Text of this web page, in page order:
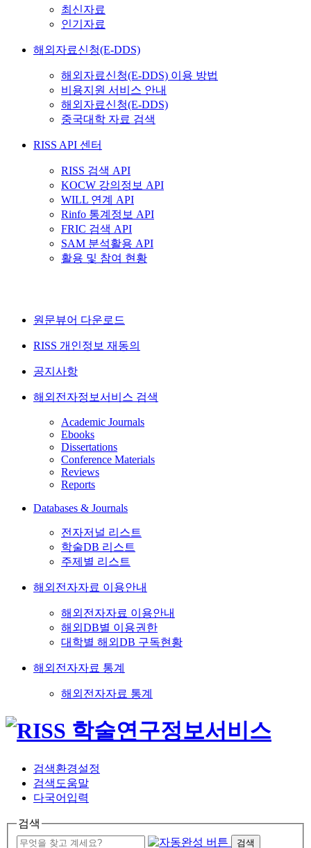
최신자료
인기자료
해외자료신청(E-DDS)
해외자료신청(E-DDS) 이용 방법
비용지원 서비스 안내
해외자료신청(E-DDS)
중국대학 자료 검색
RISS API 센터
RISS 검색 API
KOCW 강의정보 API
WILL 연계 API
Rinfo 통계정보 API
FRIC 검색 API
SAM 분석활용 API
활용 및 참여 현황
원문뷰어 다운로드
RISS 개인정보 재동의
공지사항
해외전자정보서비스 검색
Academic Journals
Ebooks
Dissertations
Conference Materials
Reviews
Reports
Databases & Journals
전자저널 리스트
학술DB 리스트
주제별 리스트
해외전자자료 이용안내
해외전자자료 이용안내
해외DB별 이용권한
대학별 해외DB 구독현황
해외전자자료 통계
해외전자자료 통계
검색환경설정
검색도움말
다국어입력
검색
검색